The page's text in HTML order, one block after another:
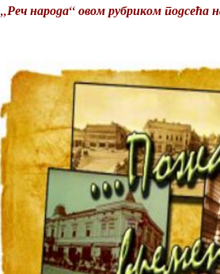
„Реч народа“ овом рубриком подсећа